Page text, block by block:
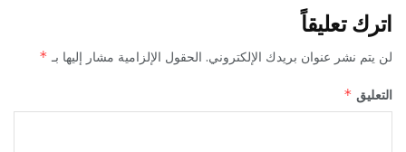
اترك تعليقاً
لن يتم نشر عنوان بريدك الإلكتروني. الحقول الإلزامية مشار إليها بـ *
التعليق *